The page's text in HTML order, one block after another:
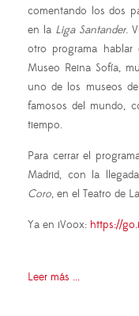
comentando los dos
en la Liga Santander.
otro programa
Museo Reina Sofía,
uno de los museos
famosos del mundo,
tiempo.
Para cerrar el
Madrid, con la
Coro, en el Teatro de
Ya en iVoox: https://
Leer más ...